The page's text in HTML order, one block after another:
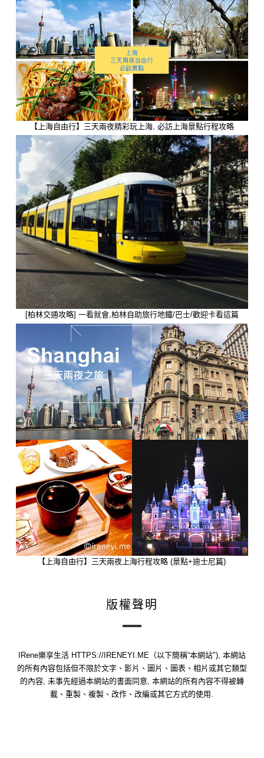
【上海自由行】三天兩夜精彩玩上海, 必訪上海景點行程攻略
[柏林交通攻略] 一看就會,柏林自助旅行地鐵/巴士/歡迎卡看這篇
【上海自由行】三天兩夜上海行程攻略 (景點+迪士尼篇)
版權聲明
IRene樂享生活 HTTPS://IRENEYI.ME（以下簡稱“本網站"), 本網站
的所有內容包括但不限於文字、影片、圖片、圖表、相片或其它類型
的內容, 未事先經過本網站的書面同意, 本網站的所有內容不得被轉
載、重製、複製、改作、改編或其它方式的使用.